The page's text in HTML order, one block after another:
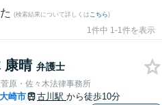
(検索結果について詳しくは こちら)
1件中 1-1件を表示
康晴 弁護士
原・佐々木法律事務所
大崎市 古川駅 から徒歩10分